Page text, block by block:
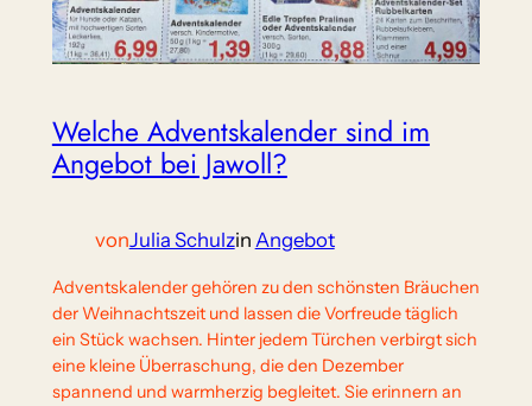
Welche Adventskalender sind im
Angebot bei Jawoll?
vonJulia Schulzin Angebot
Adventskalender gehören zu den schönsten Bräuchen
der Weihnachtszeit und lassen die Vorfreude täglich
ein Stück wachsen. Hinter jedem Türchen verbirgt sich
eine kleine Überraschung, die den Dezember
spannend und warmherzig begleitet. Sie erinnern an